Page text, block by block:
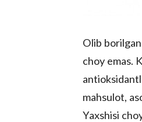
Olib
choy emas.
mahsulot,
Yaxshisi